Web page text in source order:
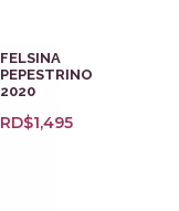
FELSINA
PEPESTRINO
2020
RD$1,495